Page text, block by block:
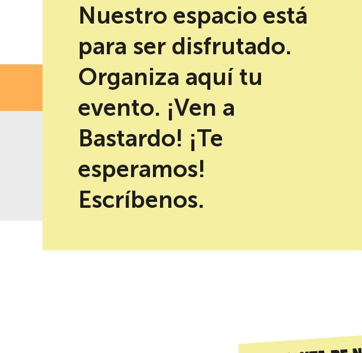
FECHAS
-10% de descuento al reservar en
Mejor precio garantizado Servicio early
Nuestro espacio está
para ser disfrutado.
Organiza aquí tu
evento. ¡Ven a
Bastardo! ¡Te
esperamos!
Escríbenos.